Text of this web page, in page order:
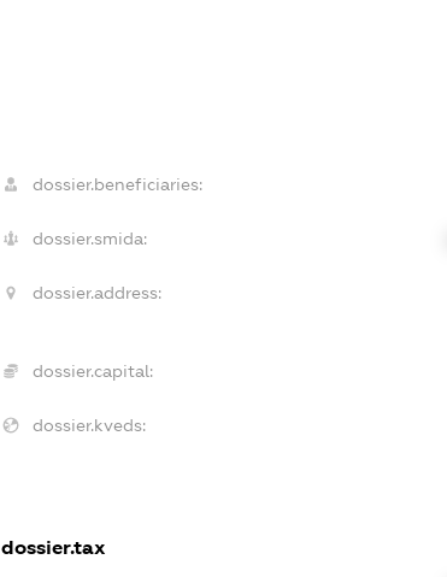
dossier.beneficiaries:
dossier.smida:
dossier.address:
dossier.capital:
dossier.kveds:
dossier.tax